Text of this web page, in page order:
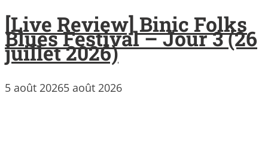
[Live Review] Binic Folks
Blues Festival – Jour 3 (26
juillet 2026)
5 août 20265 août 2026